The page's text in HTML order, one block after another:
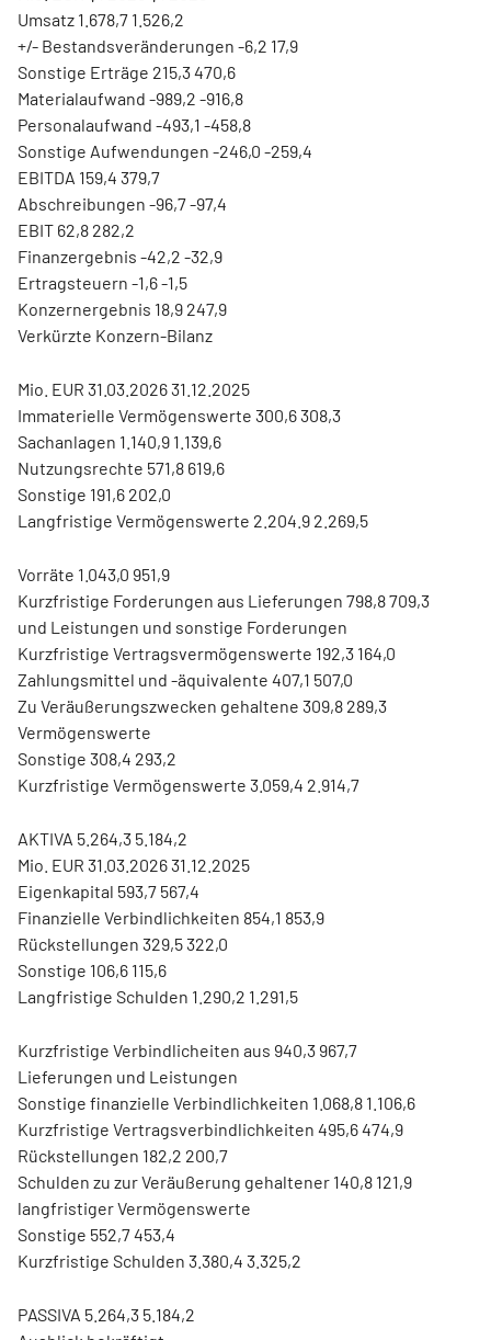
Umsatz 1.678,7 1.526,2
+/- Bestandsveränderungen -6,2 17,9
Sonstige Erträge 215,3 470,6
Materialaufwand -989,2 -916,8
Personalaufwand -493,1 -458,8
Sonstige Aufwendungen -246,0 -259,4
EBITDA 159,4 379,7
Abschreibungen -96,7 -97,4
EBIT 62,8 282,2
Finanzergebnis -42,2 -32,9
Ertragsteuern -1,6 -1,5
Konzernergebnis 18,9 247,9
Verkürzte Konzern-Bilanz
Mio. EUR 31.03.2026 31.12.2025
Immaterielle Vermögenswerte 300,6 308,3
Sachanlagen 1.140,9 1.139,6
Nutzungsrechte 571,8 619,6
Sonstige 191,6 202,0
Langfristige Vermögenswerte 2.204.9 2.269,5
Vorräte 1.043,0 951,9
Kurzfristige Forderungen aus Lieferungen 798,8 709,3
und Leistungen und sonstige Forderungen
Kurzfristige Vertragsvermögenswerte 192,3 164,0
Zahlungsmittel und -äquivalente 407,1 507,0
Zu Veräußerungszwecken gehaltene 309,8 289,3
Vermögenswerte
Sonstige 308,4 293,2
Kurzfristige Vermögenswerte 3.059,4 2.914,7
AKTIVA 5.264,3 5.184,2
Mio. EUR 31.03.2026 31.12.2025
Eigenkapital 593,7 567,4
Finanzielle Verbindlichkeiten 854,1 853,9
Rückstellungen 329,5 322,0
Sonstige 106,6 115,6
Langfristige Schulden 1.290,2 1.291,5
Kurzfristige Verbindlicheiten aus 940,3 967,7
Lieferungen und Leistungen
Sonstige finanzielle Verbindlichkeiten 1.068,8 1.106,6
Kurzfristige Vertragsverbindlichkeiten 495,6 474,9
Rückstellungen 182,2 200,7
Schulden zu zur Veräußerung gehaltener 140,8 121,9
langfristiger Vermögenswerte
Sonstige 552,7 453,4
Kurzfristige Schulden 3.380,4 3.325,2
PASSIVA 5.264,3 5.184,2